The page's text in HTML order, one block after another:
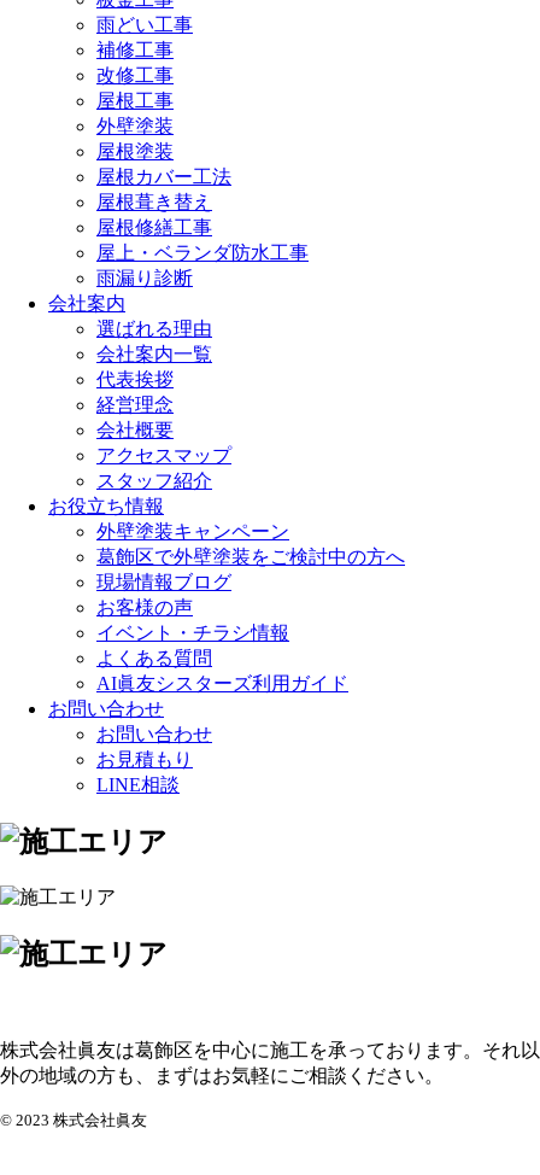
雨どい工事
補修工事
改修工事
屋根工事
外壁塗装
屋根塗装
屋根カバー工法
屋根葺き替え
屋根修繕工事
屋上・ベランダ防水工事
雨漏り診断
会社案内
選ばれる理由
会社案内一覧
代表挨拶
経営理念
会社概要
アクセスマップ
スタッフ紹介
お役立ち情報
外壁塗装キャンペーン
葛飾区で外壁塗装をご検討中の方へ
現場情報ブログ
お客様の声
イベント・チラシ情報
よくある質問
AI眞友シスターズ利用ガイド
お問い合わせ
お問い合わせ
お見積もり
LINE相談
株式会社眞友は葛飾区を中心に施工を承っております。それ以
外の地域の方も、まずはお気軽にご相談ください。
© 2023 株式会社眞友